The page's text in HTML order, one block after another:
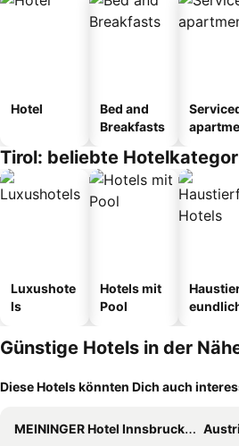
Hotel
Bed and
Breakfasts
Tirol: beliebte
Luxushote
ls
Hotels mit
Pool
Günstige Hotels in der
Diese Hotels könnten Dich auch
MEININGER Hotel Innsbruck Zentrum
Austria